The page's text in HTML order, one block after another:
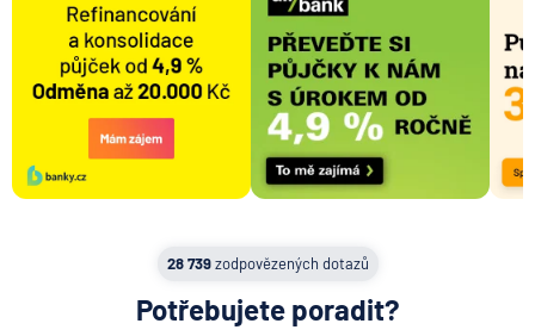
28 739zodpovězených dotazů
Potřebujete poradit?